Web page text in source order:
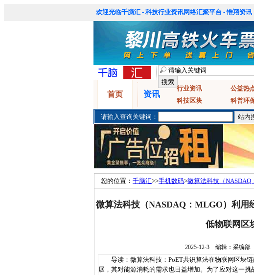
欢迎光临千脑汇 - 科技行业资讯网络汇聚平台 - 惟翔资讯
首页 资讯
行业资讯
公益热
科技区块
科普环
请输入查询关键词：
您的位置： 千脑汇>>手机数码>微算法科技（NASDAQ
微算法科技（NASDAQ：MLGO）利用
低物联网区
2025-12-3 编辑：采编
导读：微算法科技：PoET共识算法在物联网区块链
展，其对能源消耗的需求也日益增加。为了应对这一